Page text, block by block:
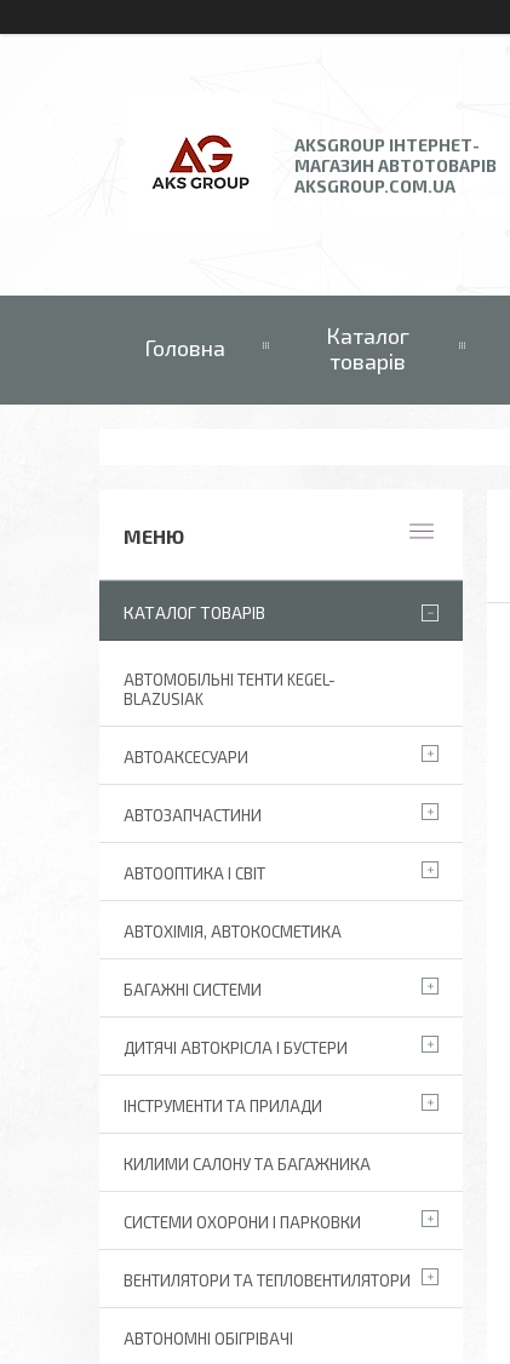
AKSGROUP ІНТЕРНЕТ-
МАГАЗИН АВТОТОВАРІВ
AKSGROUP.COM.UA
Головна
Каталог
товарів
КАТАЛОГ ТОВАРІВ
АВТОМОБІЛЬНІ ТЕНТИ KEGEL-
BLAZUSIAK
АВТОАКСЕСУАРИ
АВТОЗАПЧАСТИНИ
АВТООПТИКА І СВІТ
АВТОХІМІЯ, АВТОКОСМЕТИКА
БАГАЖНІ СИСТЕМИ
ДИТЯЧІ АВТОКРІСЛА І БУСТЕРИ
ІНСТРУМЕНТИ ТА ПРИЛАДИ
КИЛИМИ САЛОНУ ТА БАГАЖНИКА
СИСТЕМИ ОХОРОНИ І ПАРКОВКИ
ВЕНТИЛЯТОРИ ТА ТЕПЛОВЕНТИЛЯТОРИ
АВТОНОМНІ ОБІГРІВАЧІ